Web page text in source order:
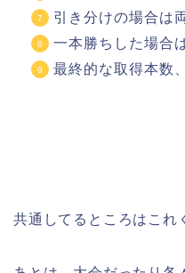
引き分けの場合は
一本勝ちした場合
最終的な取得本数
共通してるところはこれ